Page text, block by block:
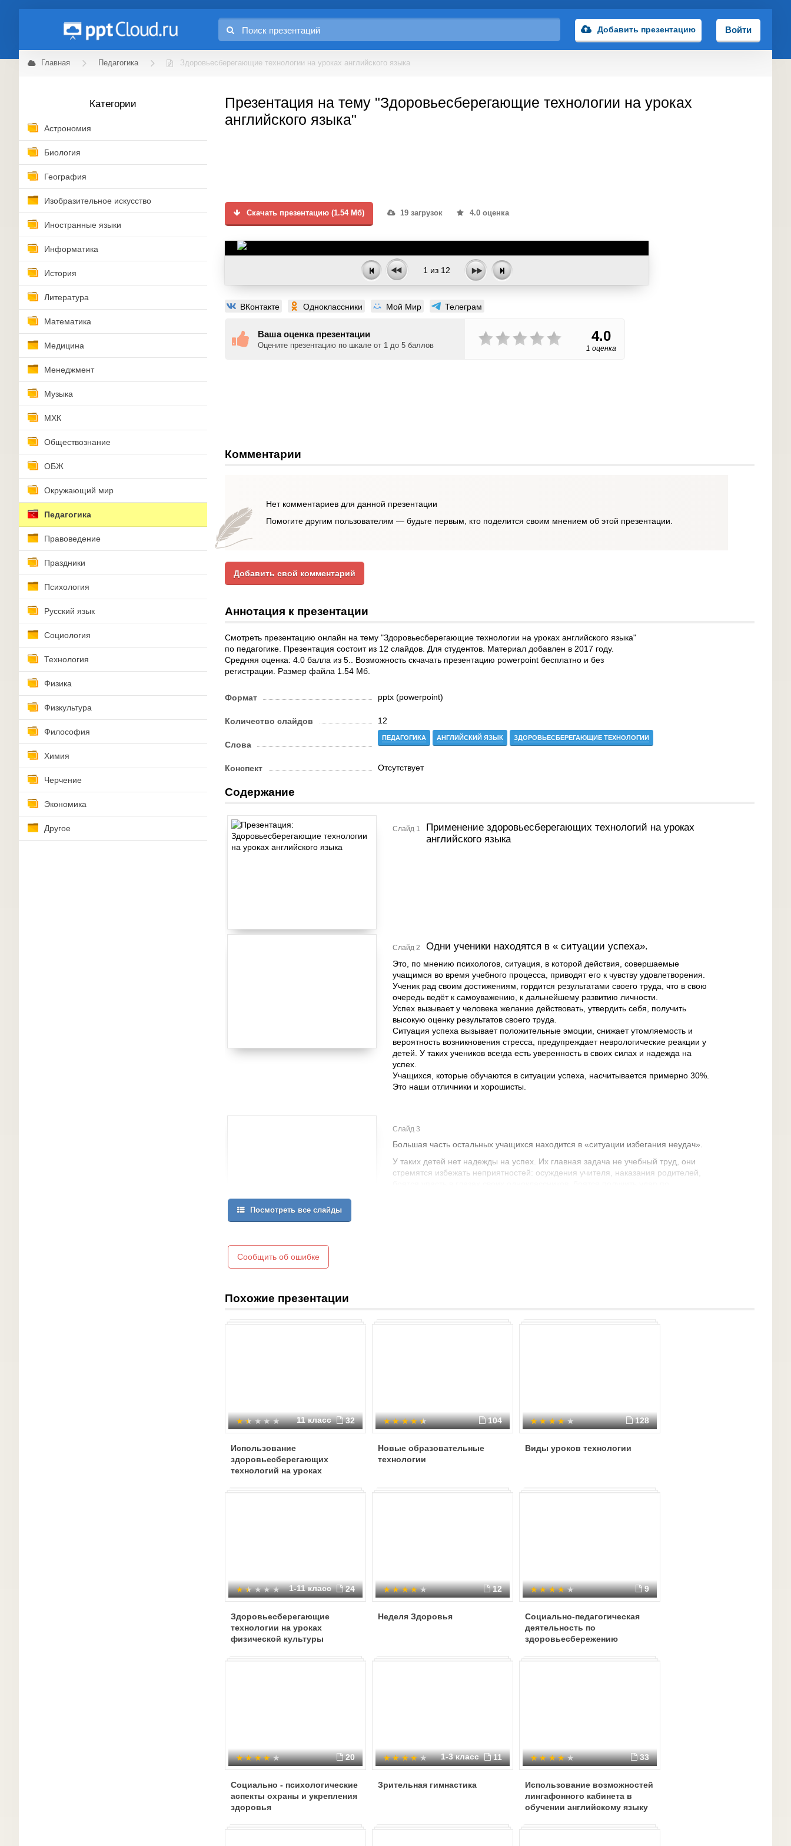
Добавить презентацию Войти
Главная Педагогика Здоровьесберегающие технологии на уроках английского языка
Категории
Астрономия
Биология
География
Изобразительное искусство
Иностранные языки
Информатика
История
Литература
Математика
Медицина
Менеджмент
Музыка
МХК
Обществознание
ОБЖ
Окружающий мир
Педагогика
Правоведение
Праздники
Психология
Русский язык
Социология
Технология
Физика
Физкультура
Философия
Химия
Черчение
Экономика
Другое
Презентация на тему "Здоровьесберегающие технологии на уроках
английского языка"
Скачать презентацию (1.54 Мб) 19 загрузок 4.0 оценка
1 из 12
ВКонтакте Одноклассники Мой Мир Телеграм
Ваша оценка презентации
Оцените презентацию по шкале от 1 до 5 баллов
4.0
1 оценка
Комментарии
Нет комментариев для данной презентации
Помогите другим пользователям — будьте первым, кто поделится своим мнением об этой презентации.
Добавить свой комментарий
Аннотация к презентации
Смотреть презентацию онлайн на тему "Здоровьесберегающие технологии на уроках английского языка"
по педагогике. Презентация состоит из 12 слайдов. Для студентов. Материал добавлен в 2017 году.
Средняя оценка: 4.0 балла из 5.. Возможность скчачать презентацию powerpoint бесплатно и без
регистрации. Размер файла 1.54 Мб.
Формат pptx (powerpoint)
Количество слайдов 12
Слова
ПЕДАГОГИКА АНГЛИЙСКИЙ ЯЗЫК ЗДОРОВЬЕСБЕРЕГАЮЩИЕ ТЕХНОЛОГИИ
Конспект Отсутствует
Содержание
Слайд 1
Применение здоровьесберегающих технологий на уроках
английского языка
Слайд 2 Одни ученики находятся в « ситуации успеха».
Это, по мнению психологов, ситуация, в которой действия, совершаемые
учащимся во время учебного процесса, приводят его к чувству удовлетворения.
Ученик рад своим достижениям, гордится результатами своего труда, что в свою
очередь ведёт к самоуважению, к дальнейшему развитию личности.
Успех вызывает у человека желание действовать, утвердить себя, получить
высокую оценку результатов своего труда.
Ситуация успеха вызывает положительные эмоции, снижает утомляемость и
вероятность возникновения стресса, предупреждает неврологические реакции у
детей. У таких учеников всегда есть уверенность в своих силах и надежда на
успех.
Учащихся, которые обучаются в ситуации успеха, насчитывается примерно 30%.
Это наши отличники и хорошисты.
Слайд 3
Большая часть остальных учащихся находится в «ситуации избегания неудач».
У таких детей нет надежды на успех. Их главная задача не учебный труд, они
стремятся избежать неприятностей: осуждения учителя, наказания родителей,
Посмотреть все слайды
Сообщить об ошибке
Похожие презентации
11 класс 32
Использование
здоровьесберегающих
технологий на уроках
104
Новые образовательные
технологии
128
Виды уроков технологии
1-11 класс 24
Здоровьесберегающие
технологии на уроках
физической культуры
12
Неделя Здоровья
9
Социально-педагогическая
деятельность по
здоровьесбережению
20
Социально - психологические
аспекты охраны и укрепления
здоровья
1-3 класс 11
Зрительная гимнастика
33
Использование возможностей
лингафонного кабинета в
обучении английскому языку